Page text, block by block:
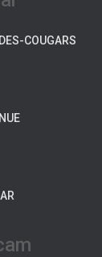
COUGARS